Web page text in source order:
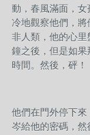
動，春風滿面，
冷地觀察他們，
非人類，他的心
鐘之後，但是如
時間。然後，砰！
他們在門外停下
岑給他的密碼，然